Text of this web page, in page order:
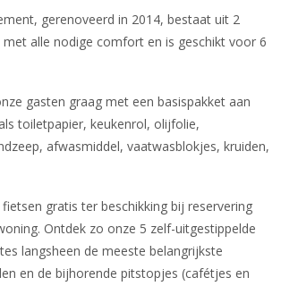
gerenoveerd in 2014, bestaat uit 2
met alle nodige comfort en is geschikt voor 6
gasten graag met een basispakket aan
toiletpapier, keukenrol, olijfolie,
afwasmiddel, vaatwasblokjes, kruiden,
gratis ter beschikking bij reservering
Ontdek zo onze 5 zelf-uitgestippelde
langsheen de meeste belangrijkste
en de bijhorende pitstopjes (cafétjes en